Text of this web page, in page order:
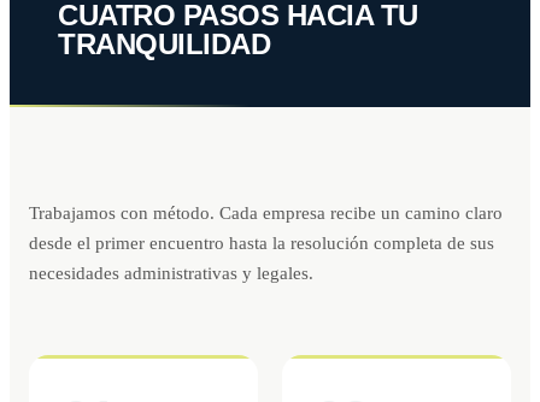
CUATRO PASOS HACIA TU
TRANQUILIDAD
Trabajamos con método. Cada empresa recibe un camino claro
desde el primer encuentro hasta la resolución completa de sus
necesidades administrativas y legales.